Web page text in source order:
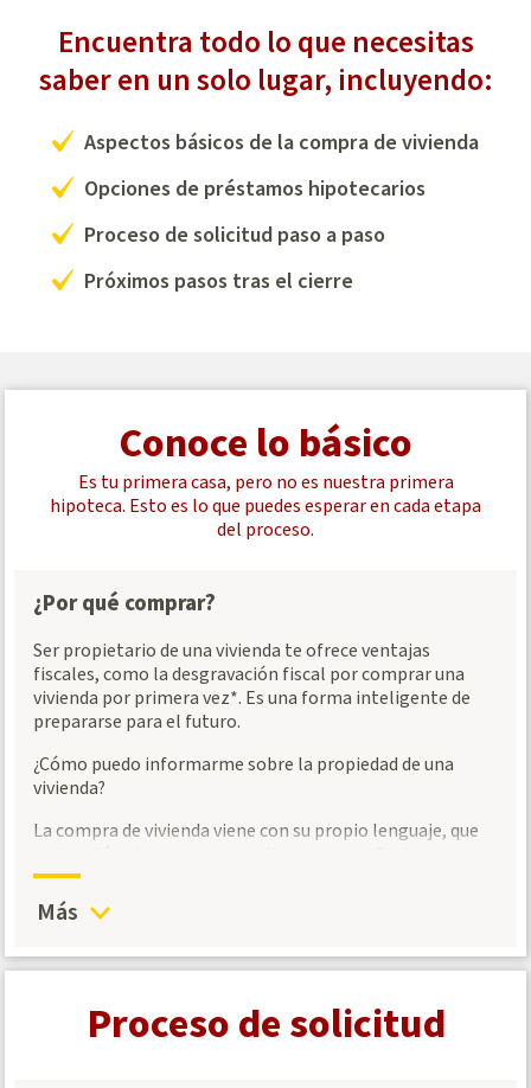
Encuentra todo lo que necesitas
saber en un solo lugar, incluyendo:
Aspectos básicos de la compra de vivienda
Opciones de préstamos hipotecarios
Proceso de solicitud paso a paso
Próximos pasos tras el cierre
Conoce lo básico
Es tu primera casa, pero no es nuestra primera
hipoteca. Esto es lo que puedes esperar en cada etapa
del proceso.
¿Por qué comprar?
Ser propietario de una vivienda te ofrece ventajas
fiscales, como la desgravación fiscal por comprar una
vivienda por primera vez*. Es una forma inteligente de
prepararse para el futuro.
¿Cómo puedo informarme sobre la propiedad de una
vivienda?
La compra de vivienda viene con su propio lenguaje, que
ayudarte a descifrar el diálogo y a tomar decisiones de
financiación con conocimiento de causa:
abarca una serie de temas, desde las opciones de
las comisiones y consejos para elegir al agente
inmobiliario adecuado. Descarga tu guía hoy mismos.
Más
Proceso de solicitud